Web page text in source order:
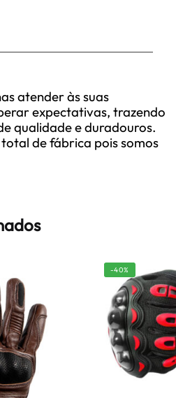
atender às suas
expectativas, trazendo
qualidade e duradouros.
de fábrica pois somos
-40%